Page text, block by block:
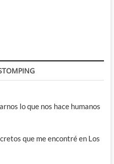
lo que nos hace humanos
que me encontré en Los